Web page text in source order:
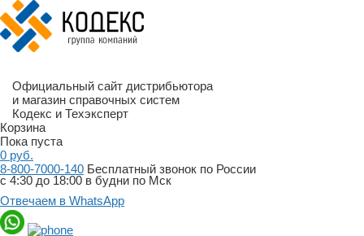
Официальный сайт дистрибьютора
и магазин справочных систем
Кодекс и Техэксперт
Корзина
Пока пуста
0 руб.
8-800-7000-140 Бесплатный звонок по России
с 4:30 до 18:00 в будни по Мск
Отвечаем в WhatsApp